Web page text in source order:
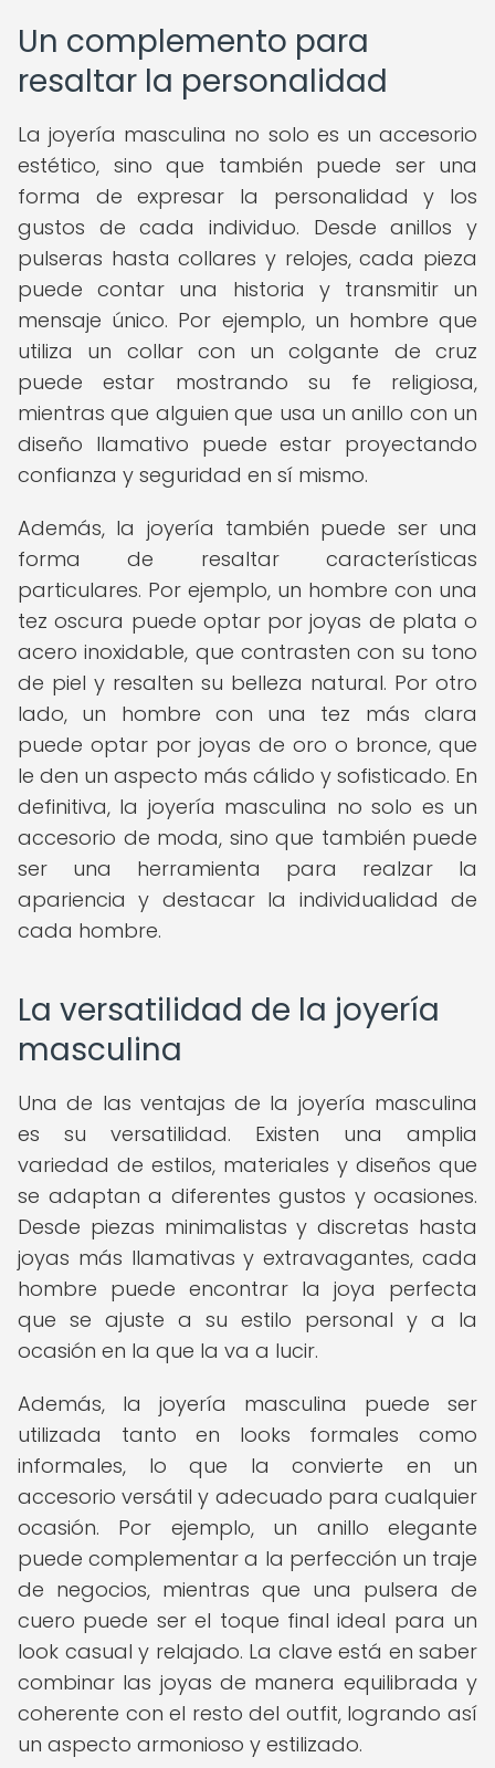
Un complemento para
resaltar la personalidad
La joyería masculina no solo es un accesorio
estético, sino que también puede ser una
forma de expresar la personalidad y los
gustos de cada individuo. Desde anillos y
pulseras hasta collares y relojes, cada pieza
puede contar una historia y transmitir un
mensaje único. Por ejemplo, un hombre que
utiliza un collar con un colgante de cruz
puede estar mostrando su fe religiosa,
mientras que alguien que usa un anillo con un
diseño llamativo puede estar proyectando
confianza y seguridad en sí mismo.
Además, la joyería también puede ser una
forma de resaltar características
particulares. Por ejemplo, un hombre con una
tez oscura puede optar por joyas de plata o
acero inoxidable, que contrasten con su tono
de piel y resalten su belleza natural. Por otro
lado, un hombre con una tez más clara
puede optar por joyas de oro o bronce, que
le den un aspecto más cálido y sofisticado. En
definitiva, la joyería masculina no solo es un
accesorio de moda, sino que también puede
ser una herramienta para realzar la
apariencia y destacar la individualidad de
cada hombre.
La versatilidad de la joyería
masculina
Una de las ventajas de la joyería masculina
es su versatilidad. Existen una amplia
variedad de estilos, materiales y diseños que
se adaptan a diferentes gustos y ocasiones.
Desde piezas minimalistas y discretas hasta
joyas más llamativas y extravagantes, cada
hombre puede encontrar la joya perfecta
que se ajuste a su estilo personal y a la
ocasión en la que la va a lucir.
Además, la joyería masculina puede ser
utilizada tanto en looks formales como
informales, lo que la convierte en un
accesorio versátil y adecuado para cualquier
ocasión. Por ejemplo, un anillo elegante
puede complementar a la perfección un traje
de negocios, mientras que una pulsera de
cuero puede ser el toque final ideal para un
look casual y relajado. La clave está en saber
combinar las joyas de manera equilibrada y
coherente con el resto del outfit, logrando así
un aspecto armonioso y estilizado.